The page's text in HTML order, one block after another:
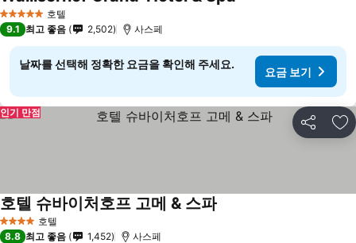
5 성급 호텔
9.1 최고 좋음 2,502 사스페
날짜를 선택해 정확한 요금을 확인해 주세요.
요금 보기
공유 즐
인기 만점
4 성급 호텔
호텔 슈바이처호프 고메 & 스파
8.8 최고 좋음 1,452 사스페